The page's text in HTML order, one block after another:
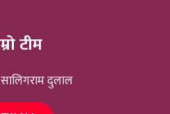
टीम
दुलाल